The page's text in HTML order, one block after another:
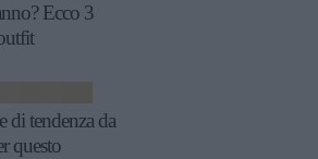
Ecco 3
di tendenza da
questo